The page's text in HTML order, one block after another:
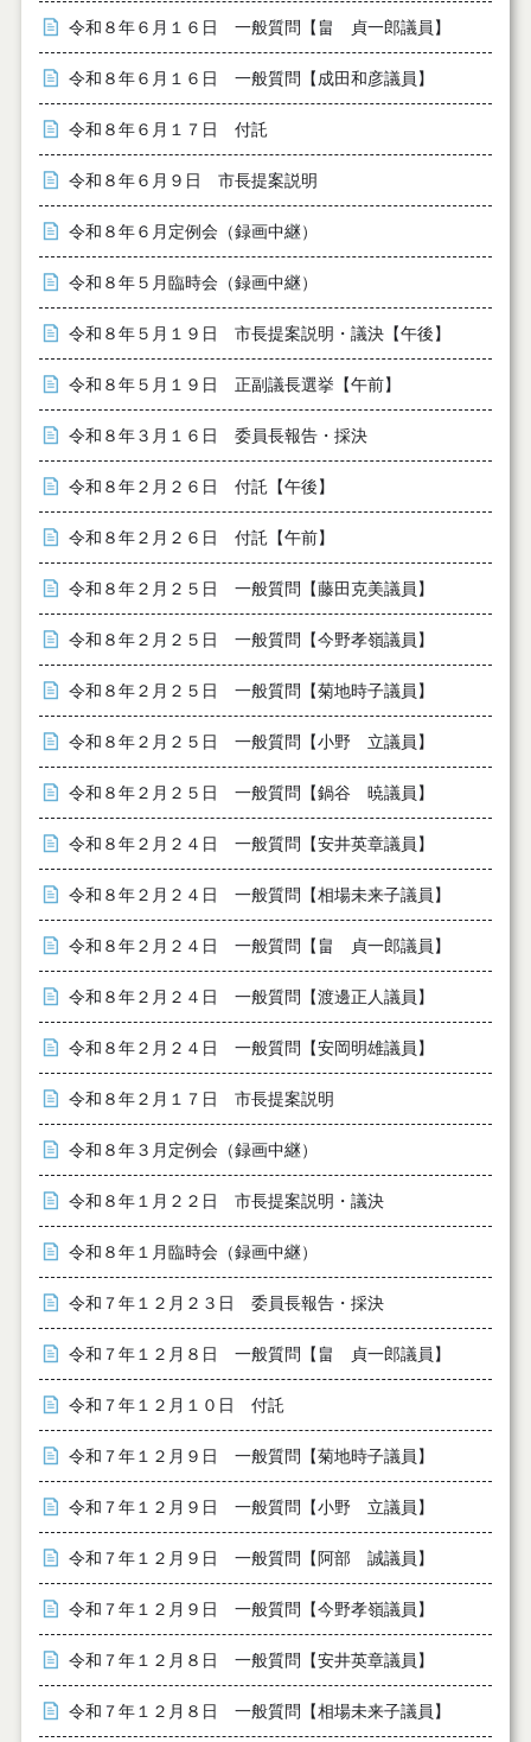
令和８年６月１６日 一般質問【畠 貞一郎議員】
令和８年６月１６日 一般質問【成田和彦議員】
令和８年６月１７日 付託
令和８年６月９日 市長提案説明
令和８年６月定例会（録画中継）
令和８年５月臨時会（録画中継）
令和８年５月１９日 市長提案説明・議決【午後】
令和８年５月１９日 正副議長選挙【午前】
令和８年３月１６日 委員長報告・採決
令和８年２月２６日 付託【午後】
令和８年２月２６日 付託【午前】
令和８年２月２５日 一般質問【藤田克美議員】
令和８年２月２５日 一般質問【今野孝嶺議員】
令和８年２月２５日 一般質問【菊地時子議員】
令和８年２月２５日 一般質問【小野 立議員】
令和８年２月２５日 一般質問【鍋谷 暁議員】
令和８年２月２４日 一般質問【安井英章議員】
令和８年２月２４日 一般質問【相場未来子議員】
令和８年２月２４日 一般質問【畠 貞一郎議員】
令和８年２月２４日 一般質問【渡邊正人議員】
令和８年２月２４日 一般質問【安岡明雄議員】
令和８年２月１７日 市長提案説明
令和８年３月定例会（録画中継）
令和８年１月２２日 市長提案説明・議決
令和８年１月臨時会（録画中継）
令和７年１２月２３日 委員長報告・採決
令和７年１２月８日 一般質問【畠 貞一郎議員】
令和７年１２月１０日 付託
令和７年１２月９日 一般質問【菊地時子議員】
令和７年１２月９日 一般質問【小野 立議員】
令和７年１２月９日 一般質問【阿部 誠議員】
令和７年１２月９日 一般質問【今野孝嶺議員】
令和７年１２月８日 一般質問【安井英章議員】
令和７年１２月８日 一般質問【相場未来子議員】